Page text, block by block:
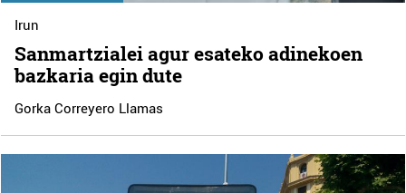
Irun
Sanmartzialei agur esateko adinekoen
bazkaria egin dute
Gorka Correyero Llamas